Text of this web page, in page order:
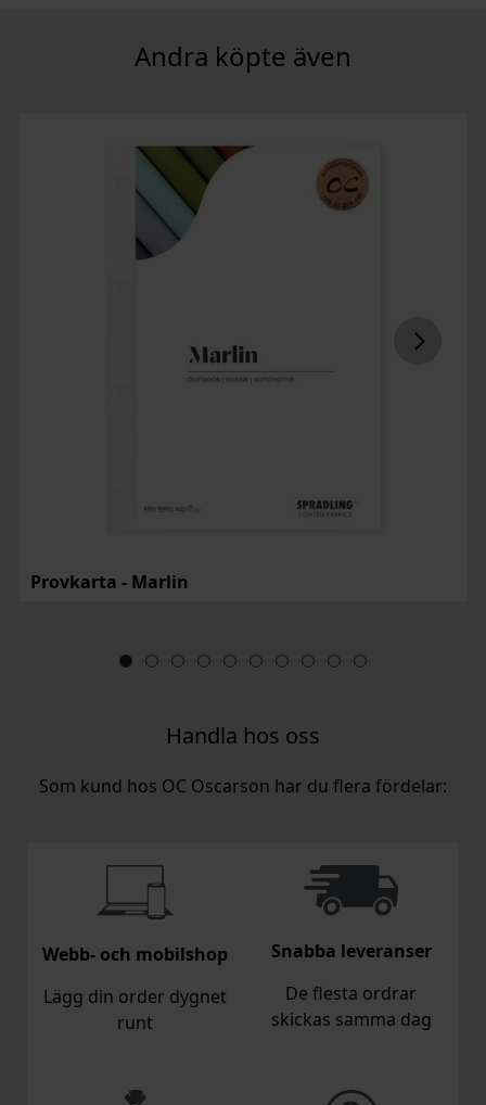
Provkarta - Marlin
Handla hos oss
Som kund hos OC Oscarson har du flera fördelar:
Webb- och mobilshop
Lägg din order dygnet
runt
Snabba leveranser
De flesta ordrar
skickas samma dag